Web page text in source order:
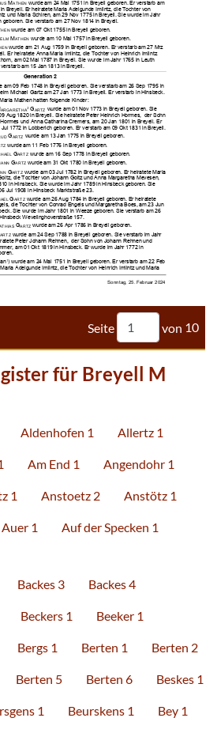
   


 
   







  



  


  

  
  




   



  







  

Seite von 10
für Breyell M
Aldenhofen 1 Allertz 1
Am End 1 Angendohr 1
1 Anstoetz 2 Anstötz 1
Auer 1 Auf der Specken 1
Backes 3 Backes 4
Beckers 1 Beeker 1
Bergs 1 Berten 1 Berten 2
Berten 5 Berten 6 Beskes 1
1 Beurskens 1 Bey 1